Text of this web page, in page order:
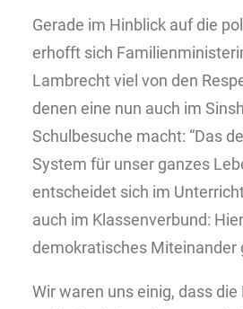
Gerade im Hinblick auf die
erhofft sich
Lambrecht viel von den
denen eine nun auch im
Schulbesuche macht: “Das
System für unser ganzes
entscheidet sich im
auch im Klassenverbund:
demokratisches Miteinander
Wir waren uns einig, dass